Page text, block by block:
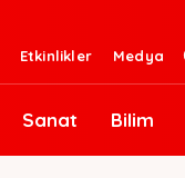
Etkinlikler Medya
Sanat Bilim